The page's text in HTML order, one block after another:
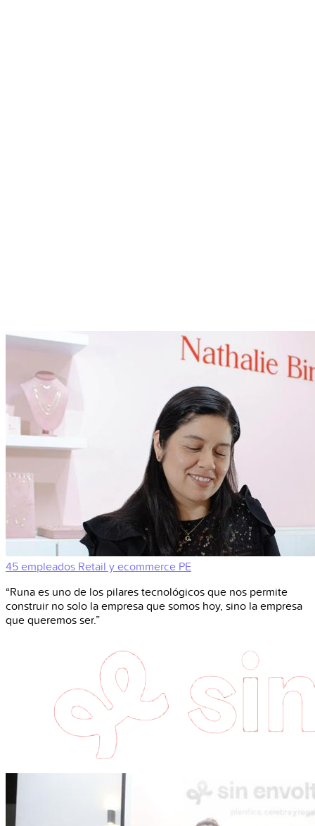
45 empleados Retail y ecommerce PE
“Runa es uno de los pilares tecnológicos que nos permite
construir no solo la empresa que somos hoy, sino la empresa
que queremos ser.”